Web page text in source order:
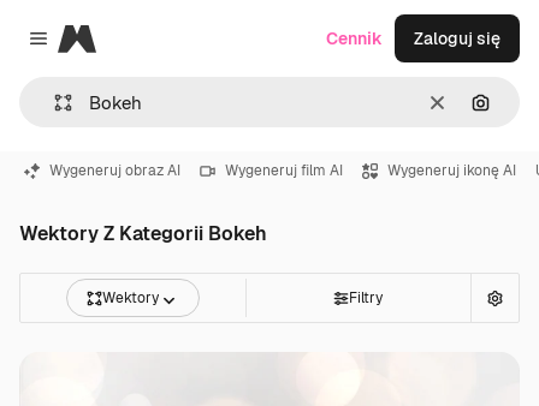
Close menu
Magnific
WyczyśćSzukaj
Cennik Zaloguj się
Wygeneruj obraz AI Wygeneruj film AI Wygeneruj ikonę AI
Wektory Z Kategorii Bokeh
Wektory Filtry